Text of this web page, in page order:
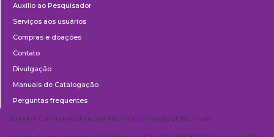
Auxílio ao Pesquisador
Serviços aos usuários
Compras e doações
Contato
Divulgação
Manuais de Catalogação
Perguntas frequentes
School of Communications and Arts of the University of São Paulo